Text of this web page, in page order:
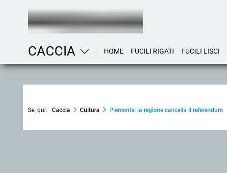
CACCIA HOME FUCILI RIGATI FUCILI LISCI
Sei qui: Caccia Cultura Piemonte: la regione cancella il referendum